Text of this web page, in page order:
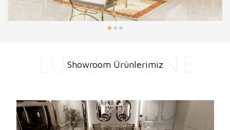
Showroom Ürünlerimiz